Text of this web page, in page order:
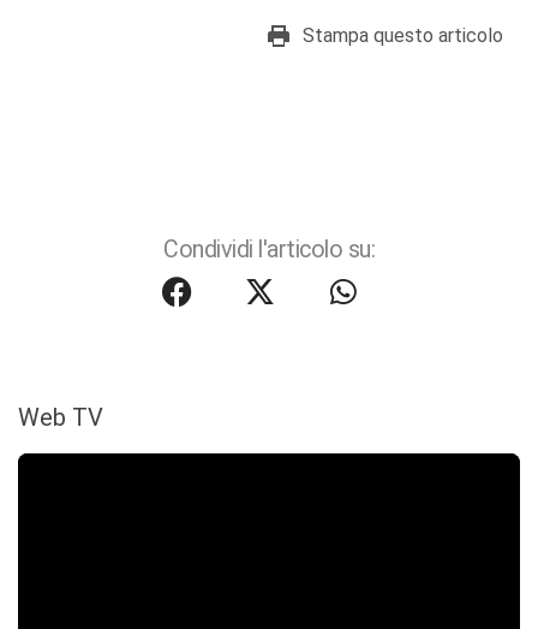
Stampa questo articolo
Condividi l'articolo su:
Web TV